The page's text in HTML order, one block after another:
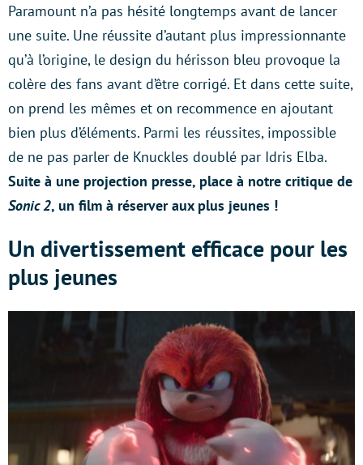
Paramount n’a pas hésité longtemps avant de lancer
une suite. Une réussite d’autant plus impressionnante
qu’à l’origine, le design du hérisson bleu provoque la
colère des fans avant d’être corrigé. Et dans cette suite,
on prend les mêmes et on recommence en ajoutant
bien plus d’éléments. Parmi les réussites, impossible
de ne pas parler de Knuckles doublé par Idris Elba.
Suite à une projection presse, place à notre critique de
Sonic 2, un film à réserver aux plus jeunes !
Un divertissement efficace pour les
plus jeunes